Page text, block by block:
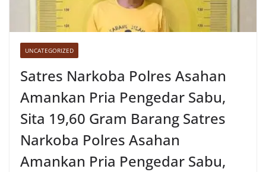
UNCATEGORIZED
Satres Narkoba Polres Asahan
Amankan Pria Pengedar Sabu,
Sita 19,60 Gram Barang Satres
Narkoba Polres Asahan
Amankan Pria Pengedar Sabu,